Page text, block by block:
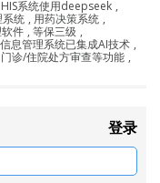
系统使用deepseek ,
系统 , 用药决策系统 ,
件 , 等保三级 ,
息管理系统已集成AI技术 ,
门诊/住院处方审查等功能 ,
登录